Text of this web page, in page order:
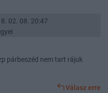
02. 08. 20:47
párbeszéd nem tart rájuk
Válasz erre